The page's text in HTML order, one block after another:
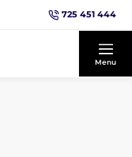
725 451 444
Menu